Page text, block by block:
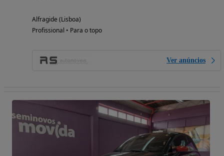
Alfragide (Lisboa)
Profissional • Para o topo
Ver anúncios